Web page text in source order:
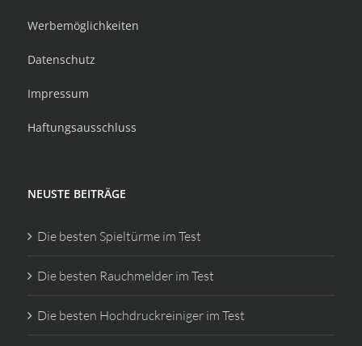
Werbemöglichkeiten
Datenschutz
Impressum
Haftungsausschluss
NEUSTE BEITRÄGE
Die besten Spieltürme im Test
Die besten Rauchmelder im Test
Die besten Hochdruckreiniger im Test